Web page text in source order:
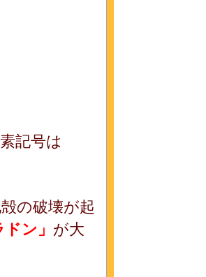
記号は
の破壊が起
ドン」 が大